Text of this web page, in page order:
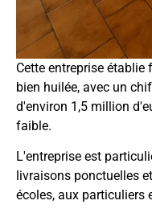
Cette entreprise
bien huilée, avec un
d'environ 1,5 million
faible.
L'entreprise est
livraisons ponctuelles
écoles, aux particuliers